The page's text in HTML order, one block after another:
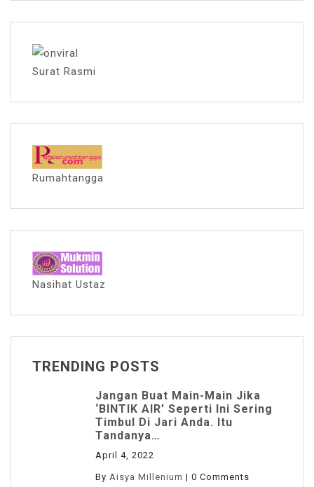
Surat Rasmi
Rumahtangga
Nasihat Ustaz
TRENDING POSTS
Jangan Buat Main-Main Jika
‘BINTIK AIR’ Seperti Ini Sering
Timbul Di Jari Anda. Itu
Tandanya…
April 4, 2022
By Aisya Millenium | 0 Comments